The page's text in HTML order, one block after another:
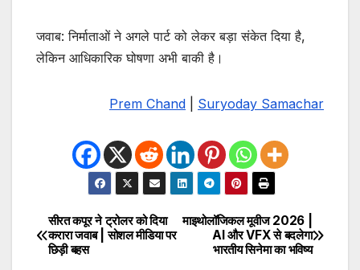
जवाब: निर्माताओं ने अगले पार्ट को लेकर बड़ा संकेत दिया है,
लेकिन आधिकारिक घोषणा अभी बाकी है।
Prem Chand Suryoday Samachar
Post
navigation
माइथोलॉजिकल मूवीज 2026 |
AI और VFX से बदलेगा
भारतीय सिनेमा का भविष्य
सीरत कपूर ने ट्रोलर को दिया
करारा जवाब | सोशल मीडिया पर
छिड़ी बहस